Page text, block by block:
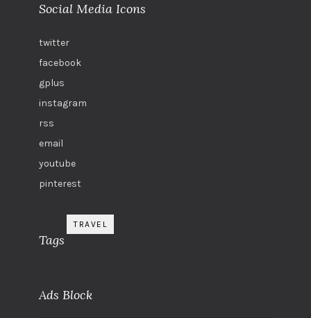
Social Media Icons
twitter
facebook
gplus
instagram
rss
email
youtube
pinterest
Tags
TRAVEL
Ads Block